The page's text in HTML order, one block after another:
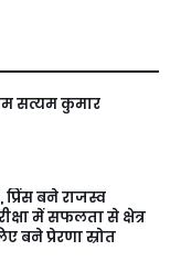
सत्यम कुमार
बने राजस्व
में सफलता से क्षेत्र
बने प्रेरणा स्रोत